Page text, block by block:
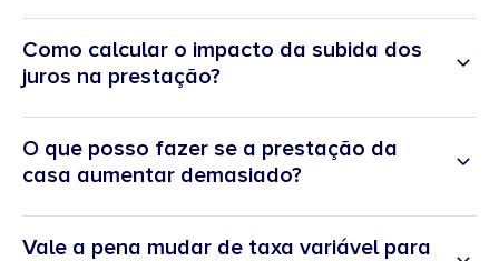
Como calcular o impacto da subida dos
juros na prestação?
simulador
da variação da Euribor
O que posso fazer se a prestação da
casa aumentar demasiado?
Vale a pena mudar de taxa variável para